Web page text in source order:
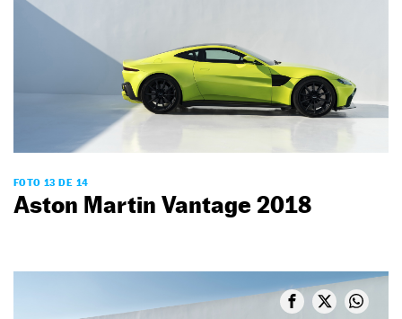
FOTO 13 DE 14
Aston Martin Vantage 2018